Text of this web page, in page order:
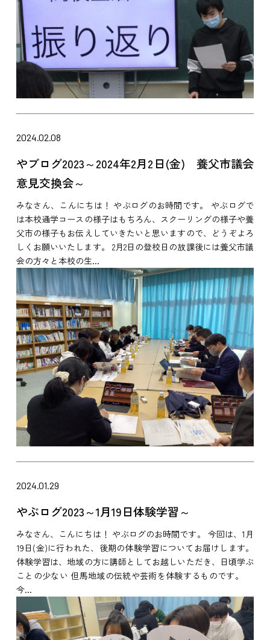
2024.02.08
やブログ2023～2024年2月2日(金) 養父市議会
意見交換会～
みなさん、こんにちは！ やぶログのお時間です。 やぶログで
は本校通学コースの様子はもちろん、スクーリングの様子や養
父市の様子もお伝えしていきたいと思いますので、どうぞよろ
しくお願いいたします。 2月2日の登校日の放課後には養父市議
会の方々と本校の生...
2024.01.29
やぶログ2023～1月19日体験学習～
みなさん、こんにちは！ やぶログのお時間です。 今回は、1月
19日(金)に行われた、後期の体験学習についてお届けします。
体験学習は、地域の方に講師としてお越しいただき、日頃学ぶ
ことの少ない 但馬地域の伝統や芸術を体験するものです。
今...